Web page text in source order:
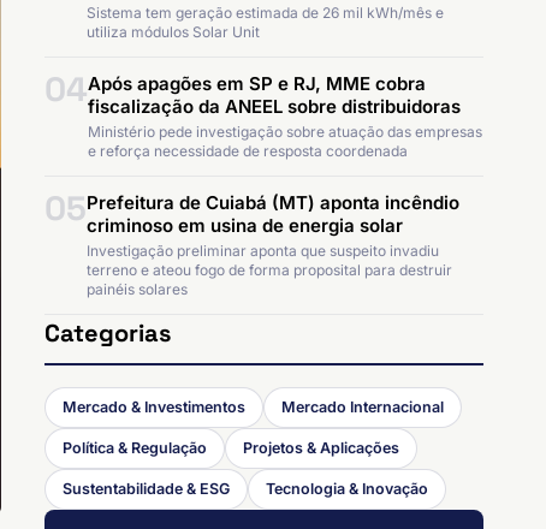
Sistema tem geração estimada de 26 mil kWh/mês e
utiliza módulos Solar Unit
04Após apagões em SP e RJ, MME cobra
fiscalização da ANEEL sobre distribuidoras
Ministério pede investigação sobre atuação das empresas
e reforça necessidade de resposta coordenada
05Prefeitura de Cuiabá (MT) aponta incêndio
criminoso em usina de energia solar
Investigação preliminar aponta que suspeito invadiu
terreno e ateou fogo de forma proposital para destruir
painéis solares
Categorias
Mercado & Investimentos Mercado Internacional
Política & Regulação Projetos & Aplicações
Sustentabilidade & ESG Tecnologia & Inovação